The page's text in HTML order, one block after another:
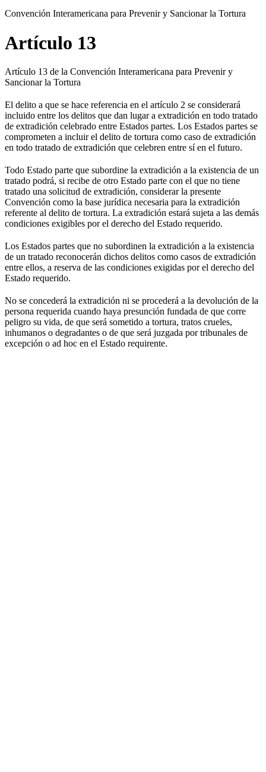
Convención Interamericana para Prevenir y Sancionar la Tortura
Artículo 13
Artículo 13 de la Convención Interamericana para Prevenir y
Sancionar la Tortura
El delito a que se hace referencia en el artículo 2 se considerará
incluido entre los delitos que dan lugar a extradición en todo tratado
de extradición celebrado entre Estados partes. Los Estados partes se
comprometen a incluir el delito de tortura como caso de extradición
en todo tratado de extradición que celebren entre sí en el futuro.
Todo Estado parte que subordine la extradición a la existencia de un
tratado podrá, si recibe de otro Estado parte con el que no tiene
tratado una solicitud de extradición, considerar la presente
Convención como la base jurídica necesaria para la extradición
referente al delito de tortura. La extradición estará sujeta a las demás
condiciones exigibles por el derecho del Estado requerido.
Los Estados partes que no subordinen la extradición a la existencia
de un tratado reconocerán dichos delitos como casos de extradición
entre ellos, a reserva de las condiciones exigidas por el derecho del
Estado requerido.
No se concederá la extradición ni se procederá a la devolución de la
persona requerida cuando haya presunción fundada de que corre
peligro su vida, de que será sometido a tortura, tratos crueles,
inhumanos o degradantes o de que será juzgada por tribunales de
excepción o ad hoc en el Estado requirente.